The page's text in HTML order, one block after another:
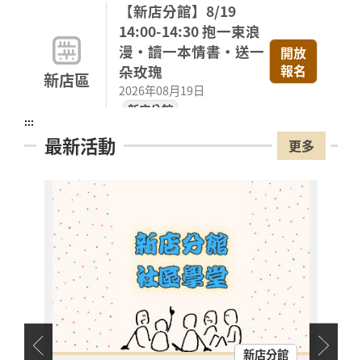
新店區
【新店分館】8/19
14:00-14:30 抱一束浪
漫・讀一本情書・送一
朵玫瑰
2026年08月19日
新店分館
開放
報名
新店區
【新店分館】8/19
漫・讀一本情書・送一
2026年08月19日
新店分館
開放
報名
新店區
【新店分館】8/19
15:00-15:30 抱一束浪
漫・讀一本情書・送一
朵玫瑰
2026年08月19日
開放
報名
:::
最新活動 更多
新店分館